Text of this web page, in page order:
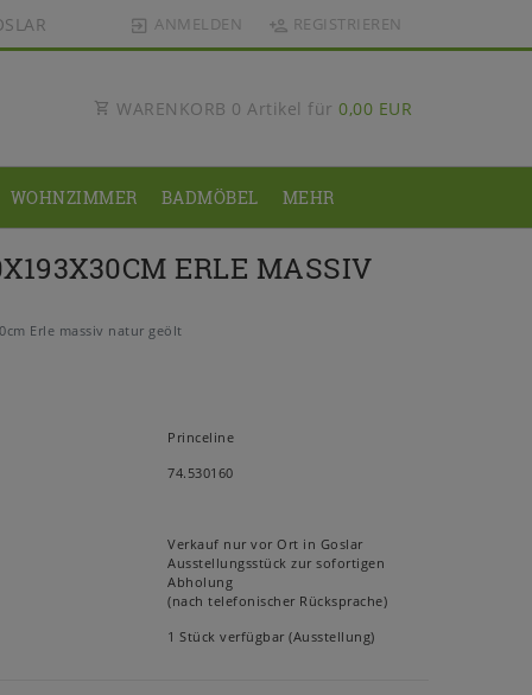
ANMELDEN REGISTRIEREN
WARENKORB 0 Artikel für 0,00 EUR
WOHNZIMMER BADMÖBEL MEHR
ERLE MASSIV
Erle massiv natur geölt
Princeline
74.530160
Verkauf nur vor Ort in Goslar
Ausstellungsstück zur sofortigen
Abholung
(nach telefonischer Rücksprache)
1 Stück verfügbar (Ausstellung)